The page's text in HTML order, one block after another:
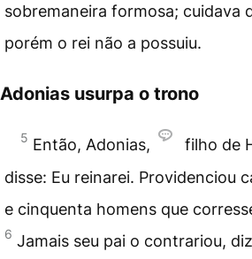
sobremaneira formosa; cuidava
porém o rei não a possuiu.
Adonias usurpa o trono
5 Então, Adonias,
filho de
disse: Eu reinarei. Providenciou
e cinquenta homens que
6 Jamais seu pai o contrariou,